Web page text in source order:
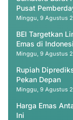
Pusat
Minggu, 9 Agustus
BEI Targetkan
Emas di
Minggu, 9 Agustus
Rupiah
Pekan Depan
Minggu, 9 Agustus
Harga Emas
Ini